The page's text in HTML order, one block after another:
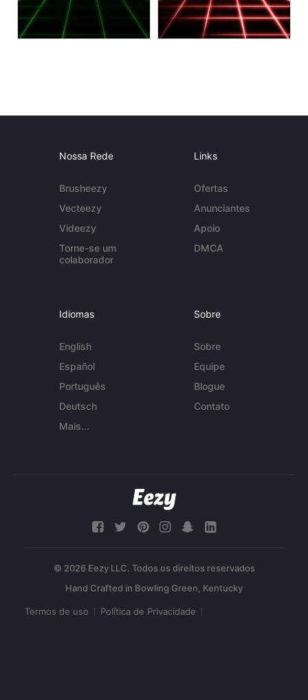
Nossa Rede
Brusheezy
Vecteezy
Videezy
Torne-se um
colaborador
Links
Ofertas
Anunciantes
Apoio
DMCA
Idiomas
English
Español
Português
Deutsch
Mais...
Sobre
Sobre
Equipe
Blogue
Contato
© 2026 Eezy LLC. Todos os direitos reservados
Termos de uso Política de Privacidade